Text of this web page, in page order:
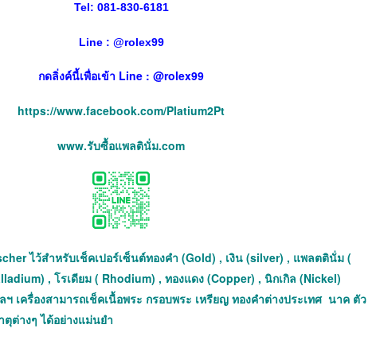
Tel: 081-830-6181
Line : @rolex99
กดลิ่งค์นี้เพื่อเข้า Line : @rolex99
https://www.facebook.com/Platium2Pt
www.รับซื้อแพลตินั่ม.com
ไว้สำหรับเช็คเปอร์เซ็นต์ทองคำ (Gold) , เงิน (silver) , แพลตตินั่ม (
, โรเดียม ( Rhodium) , ทองแดง (Copper) , นิกเกิล (Nickel)
เครื่องสามารถเช็คเนื้อพระ กรอบพระ เหรียญ ทองคำต่างประเทศ นาค ตัว
ต่างๆ ได้อย่างแม่นยำ